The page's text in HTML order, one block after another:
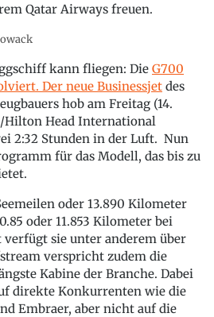
Qatar Airways freuen.
kann fliegen: Die G700
Der neue Businessjet des
hob am Freitag (14.
Hilton Head International
2:32 Stunden in der Luft. Nun
für das Modell, das bis zu
oder 13.890 Kilometer
oder 11.853 Kilometer bei
verfügt sie unter anderem über
verspricht zudem die
Kabine der Branche. Dabei
direkte Konkurrenten wie die
Embraer, aber nicht auf die